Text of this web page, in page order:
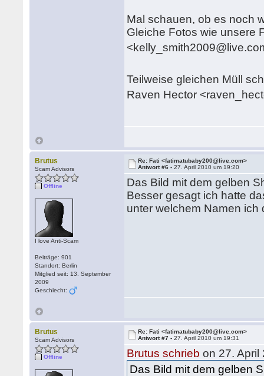
Mal schauen, ob es noch
Gleiche Fotos wie unsere
Teilweise gleichen Müll
Raven Hector
Brutus
Scam Advisors
Offline
I love Anti-Scam
Beiträge: 901
Standort: Berlin
Mitglied seit: 13. September
2009
Geschlecht:
Re: Fati <fatimatubaby200@live.com>
Antwort #6 -27. April 2010 um 19:20
Das Bild mit dem gelben
Besser gesagt ich hatte
unter welchem Namen
Brutus
Scam Advisors
Offline
Re: Fati <fatimatubaby200@live.com>
Antwort #7 -27. April 2010 um 19:31
Brutus schrieb on 27. April
Das Bild mit dem gelben